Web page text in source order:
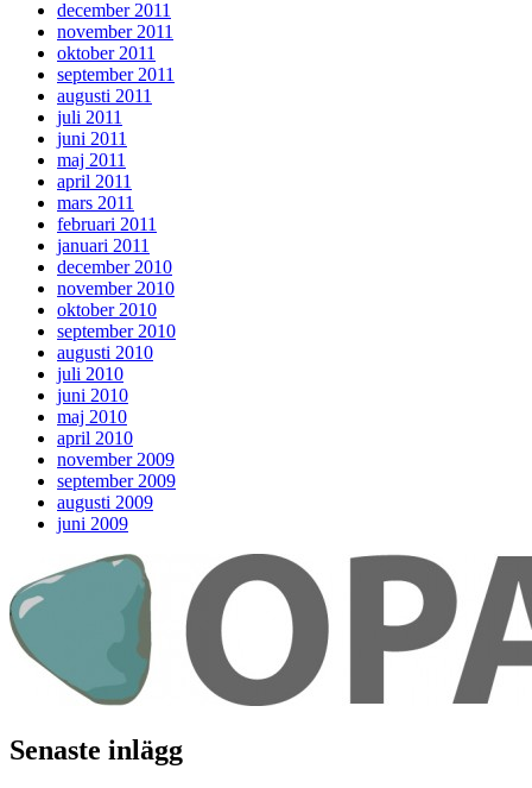
december 2011
november 2011
oktober 2011
september 2011
augusti 2011
juli 2011
juni 2011
maj 2011
april 2011
mars 2011
februari 2011
januari 2011
december 2010
november 2010
oktober 2010
september 2010
augusti 2010
juli 2010
juni 2010
maj 2010
april 2010
november 2009
september 2009
augusti 2009
juni 2009
Senaste inlägg